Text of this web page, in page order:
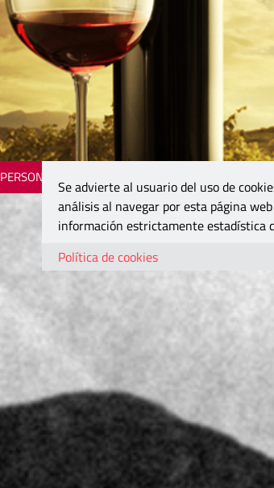
PERSONAJES
Se advierte al usuario del uso de
análisis al navegar por esta página
información estrictamente estadística
Política de cookies